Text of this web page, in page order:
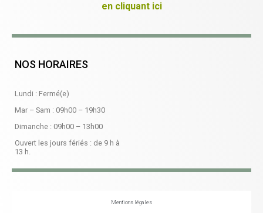
en cliquant ici
NOS HORAIRES
Lundi : Fermé(e)
Mar – Sam : 09h00 – 19h30
Dimanche : 09h00 – 13h00
Ouvert les jours fériés : de 9 h à
13 h.
Mentions légales